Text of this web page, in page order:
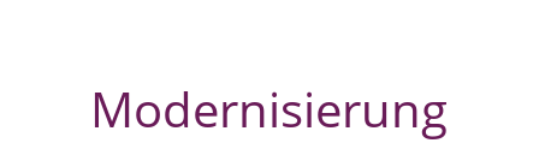
Modernisierung